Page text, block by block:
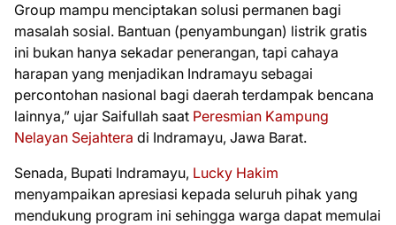
Group mampu menciptakan solusi permanen bagi
masalah sosial. Bantuan (penyambungan) listrik gratis
ini bukan hanya sekadar penerangan, tapi cahaya
harapan yang menjadikan Indramayu sebagai
percontohan nasional bagi daerah terdampak bencana
lainnya,” ujar Saifullah saat Peresmian Kampung
Nelayan Sejahtera di Indramayu, Jawa Barat.
Senada, Bupati Indramayu, Lucky Hakim
menyampaikan apresiasi kepada seluruh pihak yang
mendukung program ini sehingga warga dapat memulai